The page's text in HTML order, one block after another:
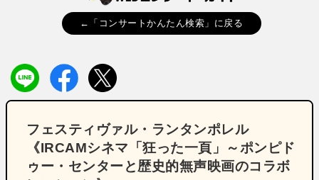
←「コンサートかんたん検索」に戻る
フェスティヴァル・ランタンポレル
《IRCAMシネマ「狂った一頁」～ポンピド
ゥー・センターと歴史的無声映画のコラボ